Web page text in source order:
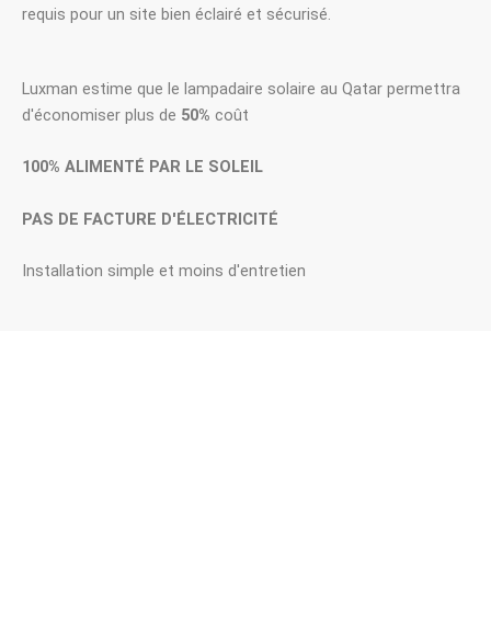
requis pour un site bien éclairé et sécurisé.
Luxman estime que le lampadaire solaire au Qatar permettra
d'économiser plus de 50% coût
100% ALIMENTÉ PAR LE SOLEIL
PAS DE FACTURE D'ÉLECTRICITÉ
Installation simple et moins d'entretien